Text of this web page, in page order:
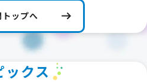
ップへ
ックス